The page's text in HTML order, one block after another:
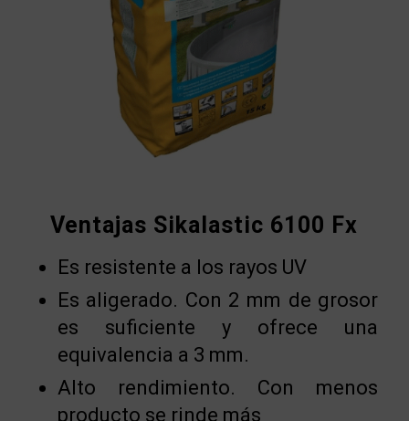
Ventajas Sikalastic 6100 Fx
Es resistente a los rayos UV
Es aligerado. Con 2 mm de grosor
es suficiente y ofrece una
equivalencia a 3 mm.
Alto rendimiento. Con menos
producto se rinde más